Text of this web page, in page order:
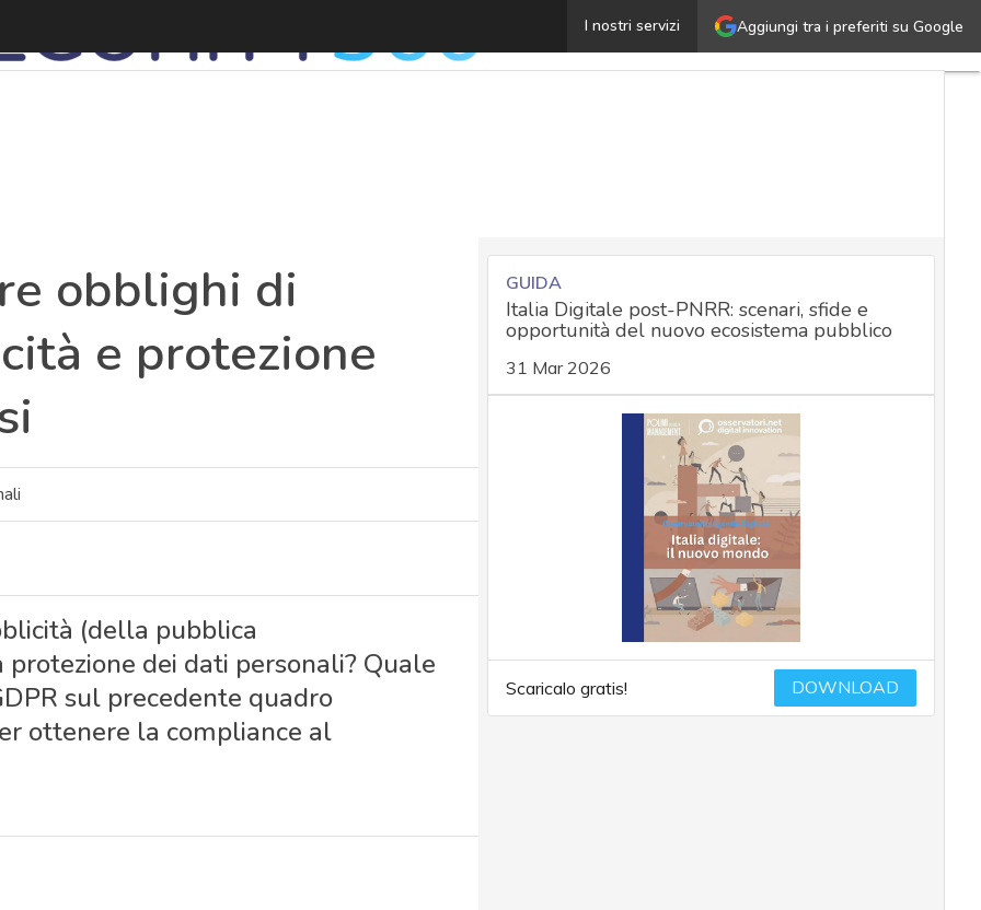
Aggiungi tra i preferiti su Google
I nostri servizi
GDPR, contemperare obblighi di trasparenza,
obblighi di
e protezione
(della pubblica
dei dati personali? Quale
sul precedente quadro
ottenere la compliance al
GUIDA
Italia Digitale post-PNRR: scenari, sfide e
opportunità del nuovo ecosistema pubblico
31 Mar 2026
Scaricalo gratis! DOWNLOAD